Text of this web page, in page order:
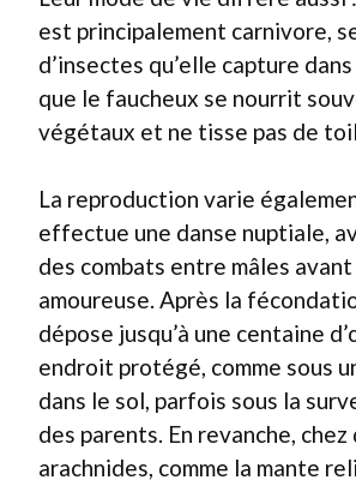
est principalement carnivore,
d’insectes qu’elle capture
que le faucheux se nourrit
végétaux et ne tisse pas de
La reproduction varie
effectue une danse nuptiale,
des combats entre mâles
amoureuse. Après la
dépose jusqu’à une centaine
endroit protégé, comme sous
dans le sol, parfois sous la
des parents. En revanche, chez
arachnides, comme la mante